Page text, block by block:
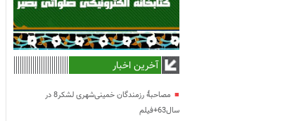
آخرین اخبار
مصاحبۀ رزمندگان خمینی‌شهری لشکر8 در
سال63+فیلم